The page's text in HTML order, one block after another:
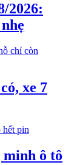
2026:
xe 7
ô tô